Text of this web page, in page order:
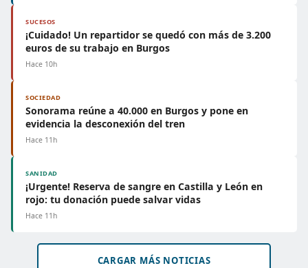
SUCESOS
¡Cuidado! Un repartidor se quedó con más de 3.200
euros de su trabajo en Burgos
Hace 10h
SOCIEDAD
Sonorama reúne a 40.000 en Burgos y pone en
evidencia la desconexión del tren
Hace 11h
SANIDAD
¡Urgente! Reserva de sangre en Castilla y León en
rojo: tu donación puede salvar vidas
Hace 11h
CARGAR MÁS NOTICIAS